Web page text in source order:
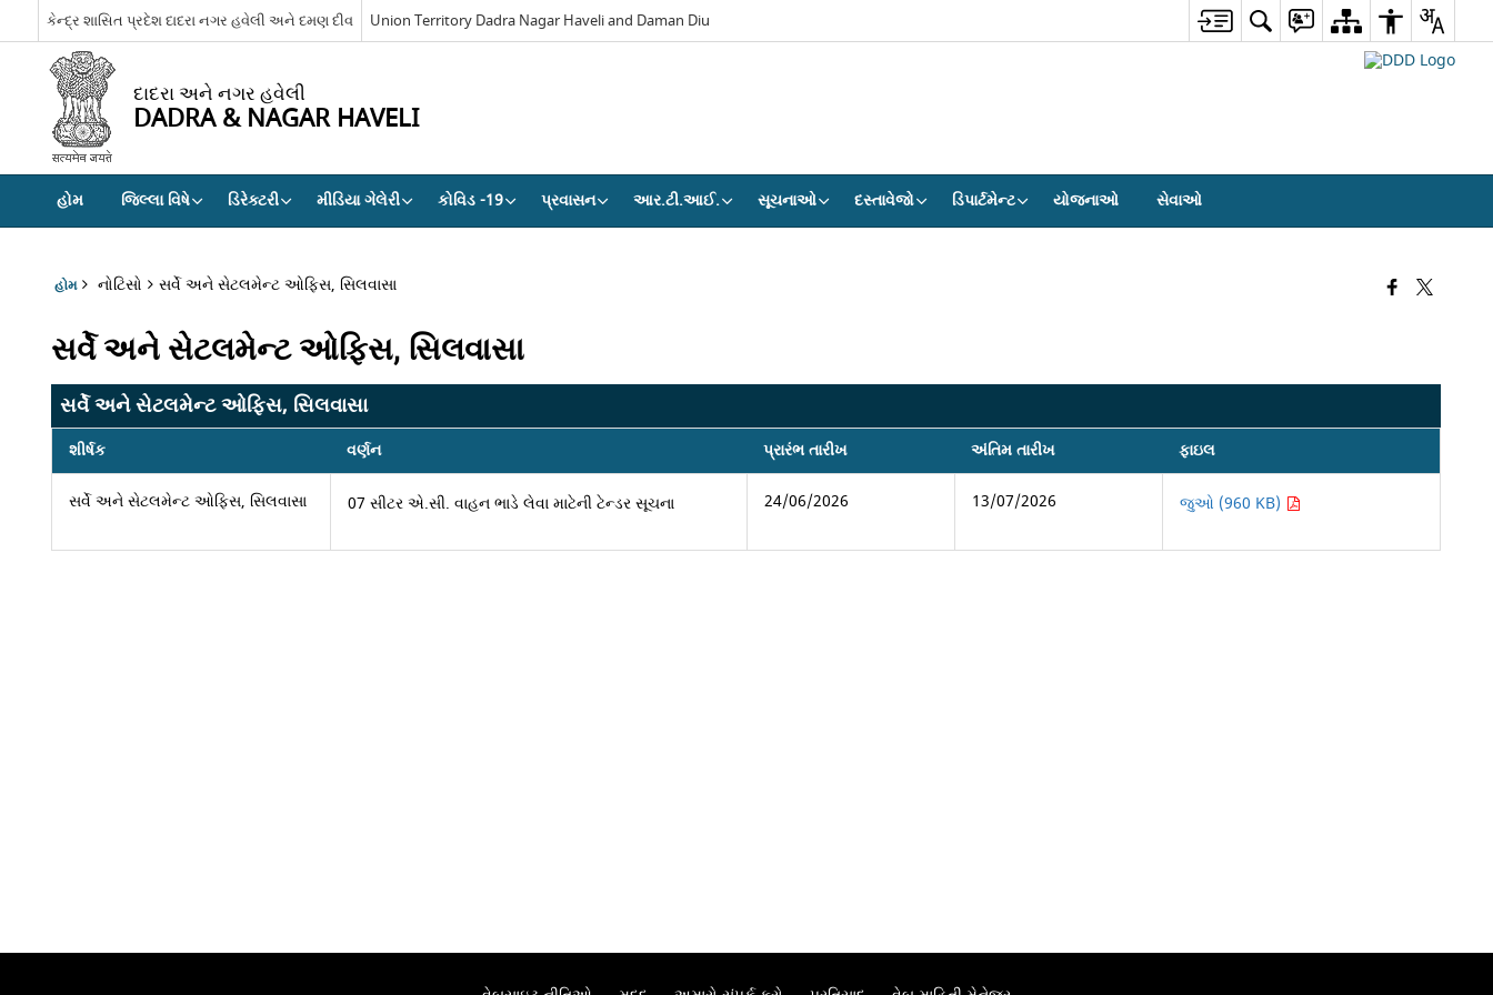
કેન્દ્ર શાસિત પ્રદેશ દાદરા નગર હવેલી અને દમણ દીવ Union Territory Dadra Nagar Haveli and Daman Diu
દાદરા અને નગર હવેલી
DADRA & NAGAR HAVELI
હોમ જિલ્લા વિષે ડિરેક્ટરી મીડિયા ગેલેરી કોવિડ -19 પ્રવાસન આર.ટી.આઈ. સૂચનાઓ દસ્તાવેજો ડિપાર્ટમેન્ટ યોજનાઓ સેવાઓ
હોમ નોટિસો સર્વે અને સેટલમેન્ટ ઓફિસ, સિલવાસા
સર્વે અને સેટલમેન્ટ ઓફિસ, સિલવાસા
સર્વે અને સેટલમેન્ટ ઓફિસ, સિલવાસા
શીર્ષક વર્ણન પ્રારંભ તારીખ અંતિમ તારીખ ફાઇલ
સર્વે અને સેટલમેન્ટ ઓફિસ, સિલવાસા 07 સીટર એ.સી. વાહન ભાડે લેવા માટેની ટેન્ડર સૂચના 24/06/2026 13/07/2026 જુઓ (960 KB)